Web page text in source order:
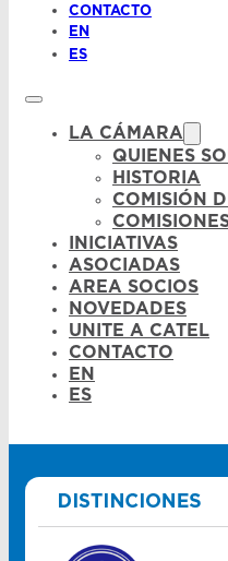
CONTACTO
EN
ES
LA CÁMARA
QUIENES
HISTORIA
COMISIÓN
INICIATIVAS
ASOCIADAS
AREA SOCIOS
NOVEDADES
UNITE A CATEL
CONTACTO
EN
ES